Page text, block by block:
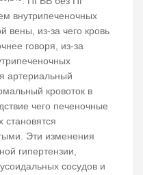
внутрипеченочных
вены, из-за чего кровь
говоря, из-за
артериальный
кровоток в
чего печеночные
становятся
Эти изменения
гипертензии,
сосудов и